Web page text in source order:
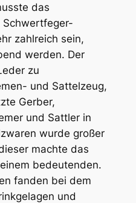
das
zahlreich sein,
werden. Der
zu
und Sattelzeug,
Gerber,
und Sattler in
wurde großer
machte das
bedeutenden.
fanden bei dem
und